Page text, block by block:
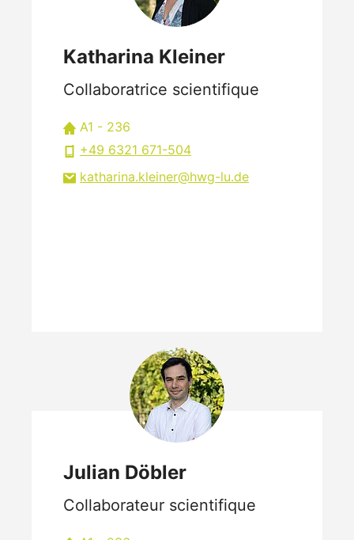
Katharina Kleiner
Collaboratrice scientifique
A1 - 236
+49 6321 671-504
katharina.kleiner
hwg-lu de
Julian Döbler
Collaborateur scientifique